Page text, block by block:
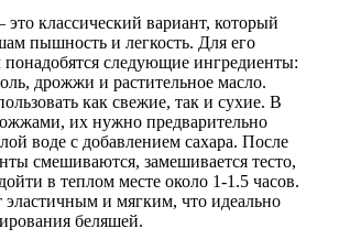
это классический вариант, который
пышность и легкость. Для его
понадобятся следующие ингредиенты:
дрожжи и растительное масло.
как свежие, так и сухие. В
их нужно предварительно
воде с добавлением сахара. После
смешиваются, замешивается тесто,
в теплом месте около 1-1.5 часов.
эластичным и мягким, что идеально
беляшей.